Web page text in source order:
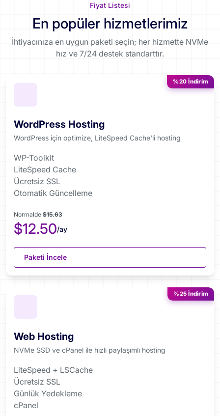
Fiyat Listesi
En popüler hizmetlerimiz
İhtiyacınıza en uygun paketi seçin; her hizmette NVMe
hız ve 7/24 destek standarttır.
%20 İndirim
WordPress Hosting
WordPress için optimize, LiteSpeed Cache'li hosting
WP-Toolkit
LiteSpeed Cache
Ücretsiz SSL
Otomatik Güncelleme
Normalde $15.63
$12.50/ay
Paketi İncele
%25 İndirim
Web Hosting
NVMe SSD ve cPanel ile hızlı paylaşımlı hosting
LiteSpeed + LSCache
Ücretsiz SSL
Günlük Yedekleme
cPanel